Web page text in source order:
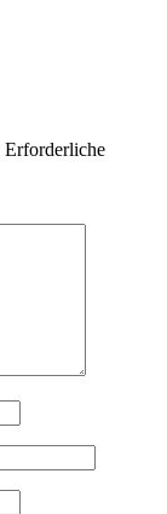
Erforderliche